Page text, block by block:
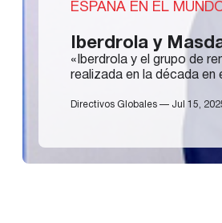
ESPAÑA EN EL
Iberdrola y
«Iberdrola y el grupo de
realizada en la década
Directivos Globales — Jul 15,